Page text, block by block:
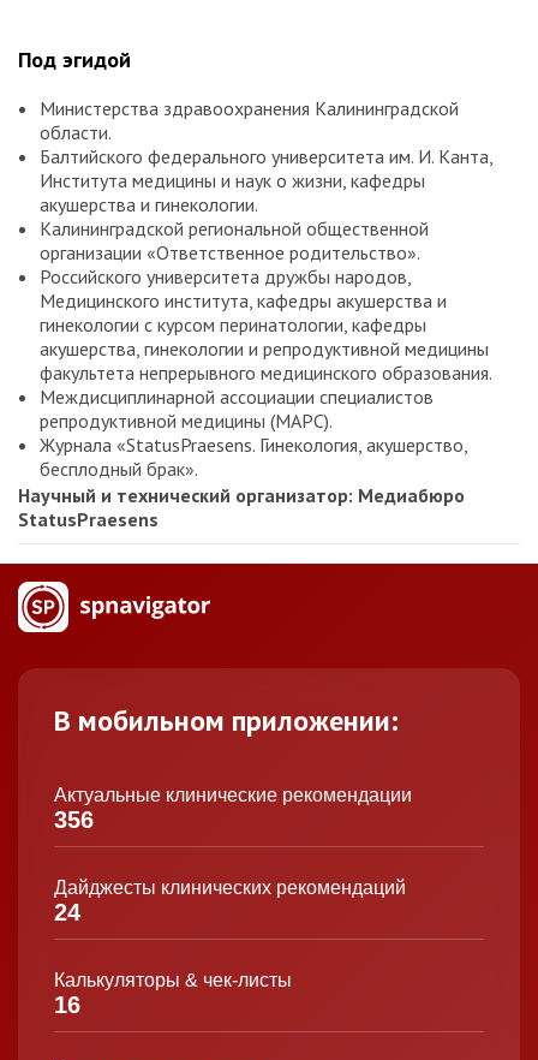
Под эгидой
Министерства здравоохранения Калининградской
области.
Балтийского федерального университета им. И. Канта,
Института медицины и наук о жизни, кафедры
акушерства и гинекологии.
Калининградской региональной общественной
организации «Ответственное родительство».
Российского университета дружбы народов,
Медицинского института, кафедры акушерства и
гинекологии с курсом перинатологии, кафедры
акушерства, гинекологии и репродуктивной медицины
факультета непрерывного медицинского образования.
Междисциплинарной ассоциации специалистов
репродуктивной медицины (МАРС).
Журнала «StatusPraesens. Гинекология, акушерство,
бесплодный брак».
Научный и технический организатор: Медиабюро
StatusPraesens
В мобильном приложении:
Актуальные клинические рекомендации
356
Дайджесты клинических рекомендаций
24
Калькуляторы & чек-листы
16